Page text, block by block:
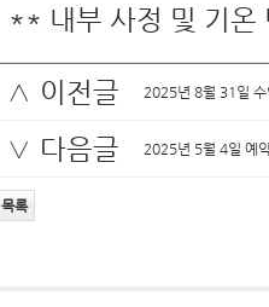
** 내부 사정 및 기온
∧ 이전글 2025년 8월 31일 수
∨ 다음글 2025년 5월 4일 예
목록